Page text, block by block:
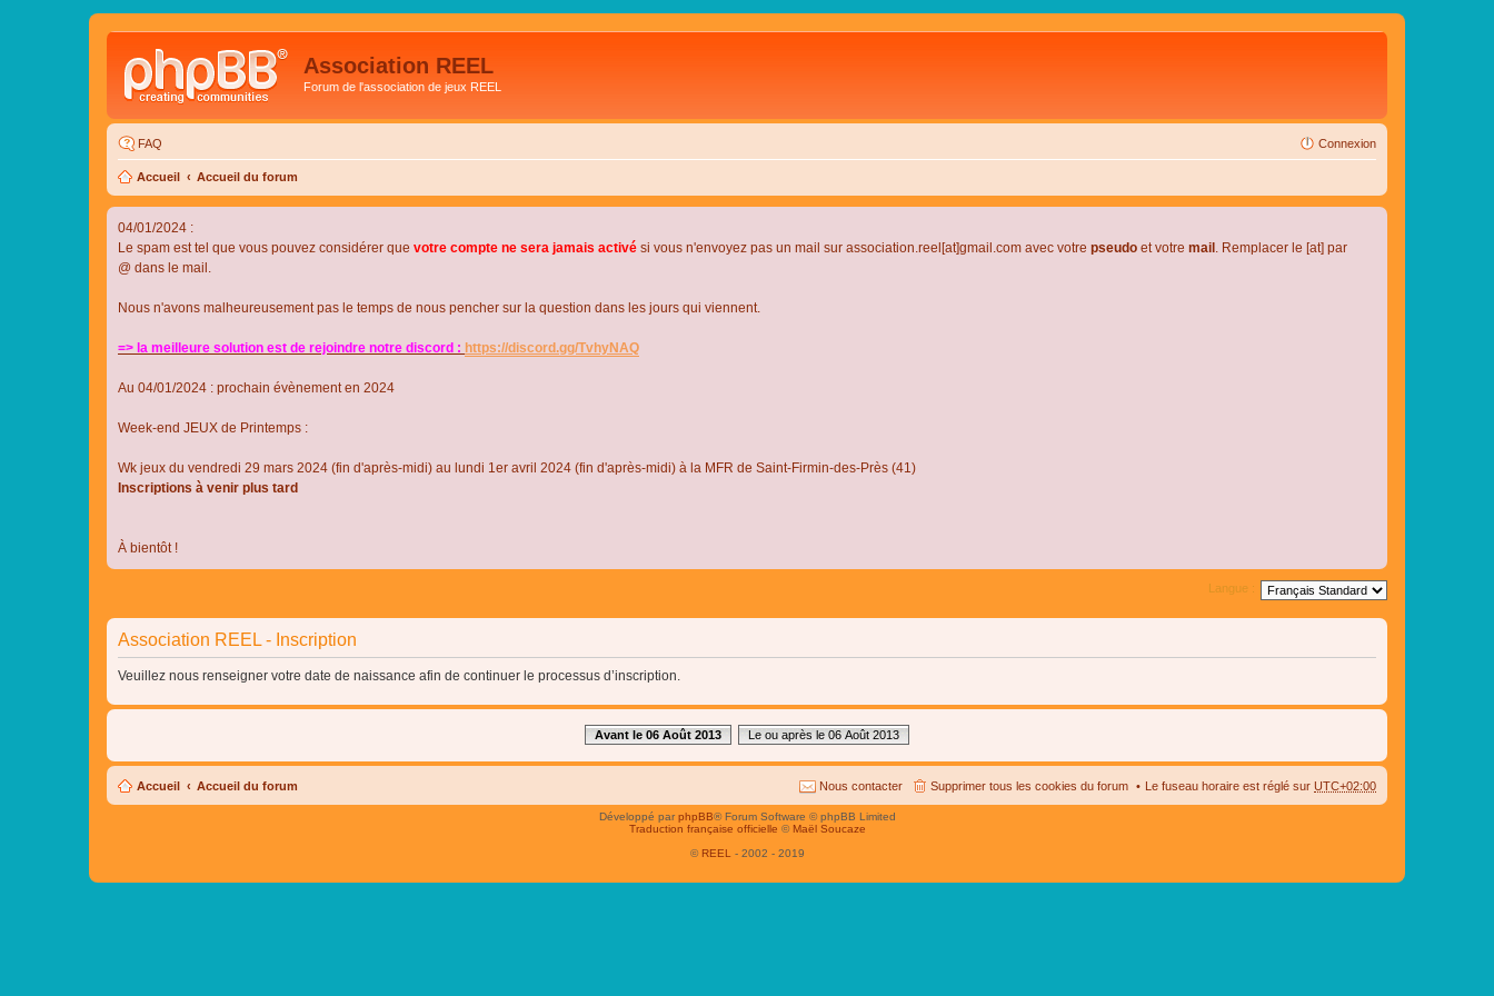
Association REEL
Forum de l'association de jeux REEL
FAQ Connexion
Accueil Accueil du forum
04/01/2024 :
Le spam est tel que vous pouvez considérer que votre compte ne sera jamais activé si vous n'envoyez pas un mail sur association.reel[at]gmail.com avec votre pseudo et votre mail . Remplacer le [at] par
@ dans le mail.
Nous n'avons malheureusement pas le temps de nous pencher sur la question dans les jours qui viennent.
=> la meilleure solution est de rejoindre notre discord : https://discord.gg/TvhyNAQ
Au 04/01/2024 : prochain évènement en 2024
Week-end JEUX de Printemps :
Wk jeux du vendredi 29 mars 2024 (fin d'après-midi) au lundi 1er avril 2024 (fin d'après-midi) à la MFR de Saint-Firmin-des-Près (41)
Inscriptions à venir plus tard
À bientôt !
Langue :
Association REEL - Inscription
Veuillez nous renseigner votre date de naissance afin de continuer le processus d’inscription.
Avant le 06 Août 2013 Le ou après le 06 Août 2013
Accueil Accueil du forum Le fuseau horaire est réglé sur UTC+02:00
Supprimer tous les cookies du forum
Nous contacter
Développé parphpBB® Forum Software © phpBB Limited
Traduction française officielle © Maël Soucaze
© REEL - 2002 - 2019